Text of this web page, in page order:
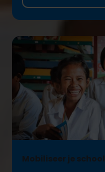
Mobiliseer je school